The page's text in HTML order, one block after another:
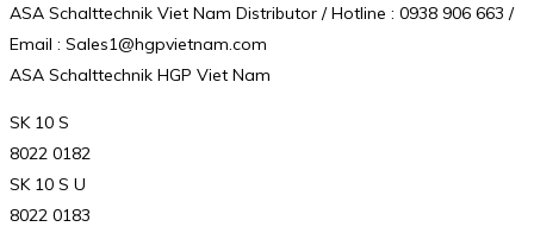
ASA Schalttechnik Viet Nam Distributor / Hotline : 0938 906 663 /
Email : Sales1@hgpvietnam.com
ASA Schalttechnik HGP Viet Nam
SK 10 S
8022 0182
SK 10 S U
8022 0183